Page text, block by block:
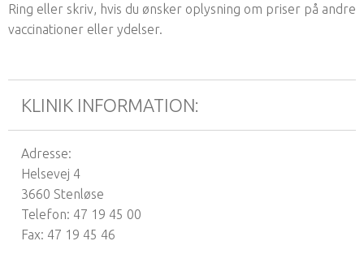
Ring eller skriv, hvis du ønsker oplysning om priser på andre
vaccinationer eller ydelser.
KLINIK INFORMATION:
Adresse:
Helsevej 4
3660 Stenløse
Telefon: 47 19 45 00
Fax: 47 19 45 46